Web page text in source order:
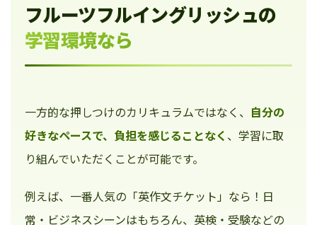
フルーツフルイングリッシュの
学習環境なら
一方的な押しつけのカリキュラムではなく、 自分の
好きなペースで、負担を感じることなく 、学習に取
り組んでいただくことが可能です。
例えば、一番人気の「英作文チケット」なら！日
常・ビジネスシーンはもちろん、英検・受験などの